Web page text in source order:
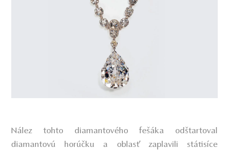
Nález tohto diamantového fešáka odštartoval
diamantovú horúčku a oblasť zaplavili státisíce